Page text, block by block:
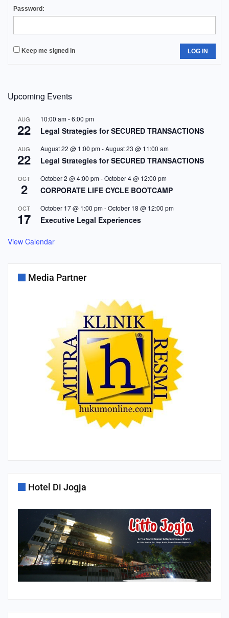
Password:
Keep me signed in LOG IN
Upcoming Events
AUG
22
10:00 am-6:00 pm
Legal Strategies for SECURED TRANSACTIONS
AUG
22
August 22 @ 1:00 pm-August 23 @ 11:00 am
Legal Strategies for SECURED TRANSACTIONS
OCT
2
October 2 @ 4:00 pm-October 4 @ 12:00 pm
CORPORATE LIFE CYCLE BOOTCAMP
OCT
17
October 17 @ 1:00 pm-October 18 @ 12:00 pm
Executive Legal Experiences
View Calendar
Media Partner
Hotel Di Jogja